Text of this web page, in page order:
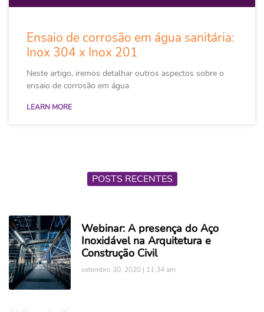
Ensaio de corrosão em água sanitária:
Inox 304 x Inox 201
Neste artigo, iremos detalhar outros aspectos sobre o
ensaio de corrosão em água
LEARN MORE
POSTS RECENTES
Webinar: A presença do Aço
Inoxidável na Arquitetura e
Construção Civil
setembro 30, 2020 11:34 am